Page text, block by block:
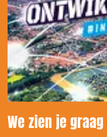
We zien je